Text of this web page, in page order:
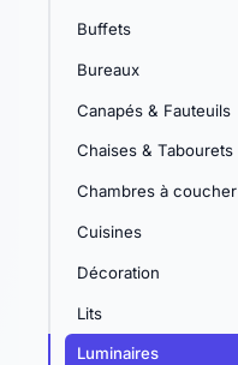
Buffets
Bureaux
Canapés & Fauteuils
Chaises & Tabourets
Chambres à coucher
Cuisines
Décoration
Lits
Luminaires